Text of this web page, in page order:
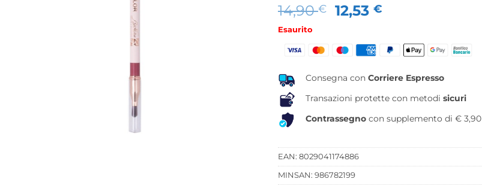
14,90€
Il
era:
12,53€
attuale
è:
Esaurito
Consegna con Corriere Espresso
Transazioni protette con metodi sicuri
Contrassegno con supplemento di € 3,90
EAN: 8029041174886
MINSAN: 986782199